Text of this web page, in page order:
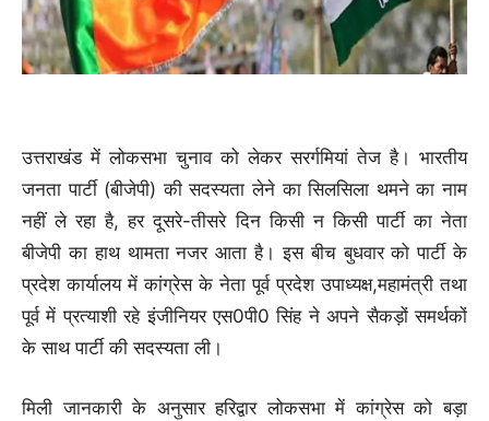
उत्तराखंड में लोकसभा चुनाव को लेकर सरर्गमियां तेज है। भारतीय
जनता पार्टी (बीजेपी) की सदस्यता लेने का सिलसिला थमने का नाम
नहीं ले रहा है, हर दूसरे-तीसरे दिन किसी न किसी पार्टी का नेता
बीजेपी का हाथ थामता नजर आता है। इस बीच बुधवार को पार्टी के
प्रदेश कार्यालय में कांग्रेस के नेता पूर्व प्रदेश उपाध्यक्ष,महामंत्री तथा
पूर्व में प्रत्याशी रहे इंजीनियर एस0पी0 सिंह ने अपने सैकड़ों समर्थकों
के साथ पार्टी की सदस्यता ली।
मिली जानकारी के अनुसार हरिद्वार लोकसभा में कांग्रेस को बड़ा